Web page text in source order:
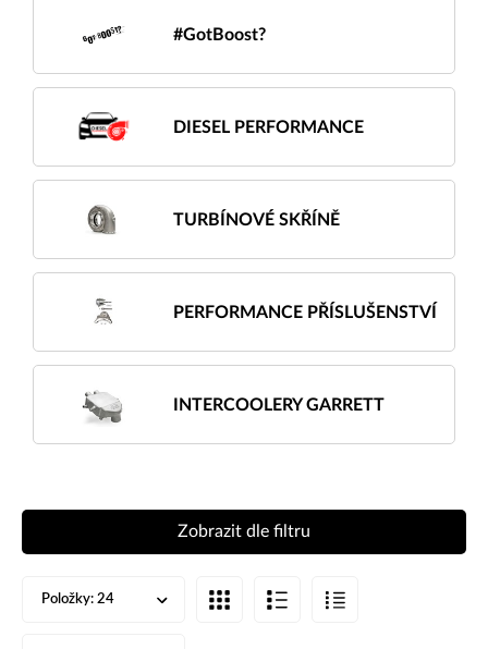
#GotBoost?
DIESEL PERFORMANCE
TURBÍNOVÉ SKŘÍNĚ
PERFORMANCE PŘÍSLUŠENSTVÍ
INTERCOOLERY GARRETT
Zobrazit dle filtru
Položky: 24